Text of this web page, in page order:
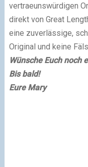
vertraeunswürdigen
direkt von Great
eine zuverlässige,
Original und keine
Wünsche Euch noch
Bis bald!
Eure Mary